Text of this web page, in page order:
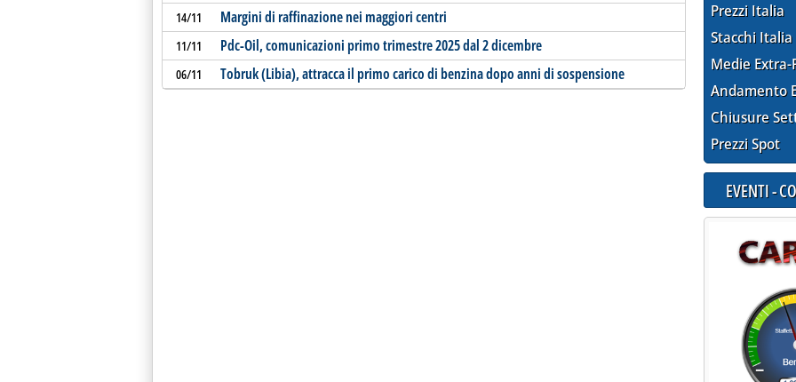
14/11 Margini di raffinazione nei maggiori centri
11/11 Pdc-Oil, comunicazioni primo trimestre 2025 dal 2 dicembre
06/11 Tobruk (Libia), attracca il primo carico di benzina dopo anni di sospensione
Prezzi Italia
Stacchi Italia
Medie Extra-
Andamento
Chiusure
Prezzi Spot
EVENTI -